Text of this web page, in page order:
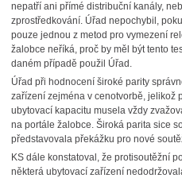
nepatří ani přímé distribuční kanály,
zprostředkování. Úřad nepochybil,
pouze jednou z metod pro vymezení
žalobce neříká, proč by měl být tento
daném případě použil Úřad.
Úřad při hodnocení široké parity
zařízení zejména v cenotvorbě, jelikož
ubytovací kapacitu musela vždy
na portále žalobce. Široká parita sice
představovala překážku pro nové
KS dále konstatoval, že protisoutěžní
některá ubytovací zařízení